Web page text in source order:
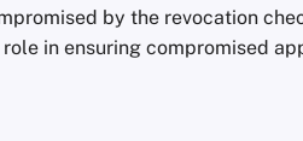
by the revocation
in ensuring compromised